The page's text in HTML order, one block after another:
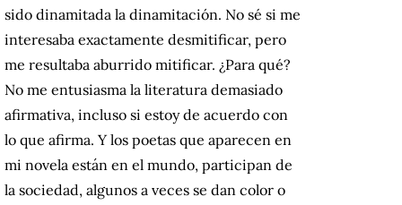
sido dinamitada la dinamitación. No sé si me
interesaba exactamente desmitificar, pero
me resultaba aburrido mitificar. ¿Para qué?
No me entusiasma la literatura demasiado
afirmativa, incluso si estoy de acuerdo con
lo que afirma. Y los poetas que aparecen en
mi novela están en el mundo, participan de
la sociedad, algunos a veces se dan color o